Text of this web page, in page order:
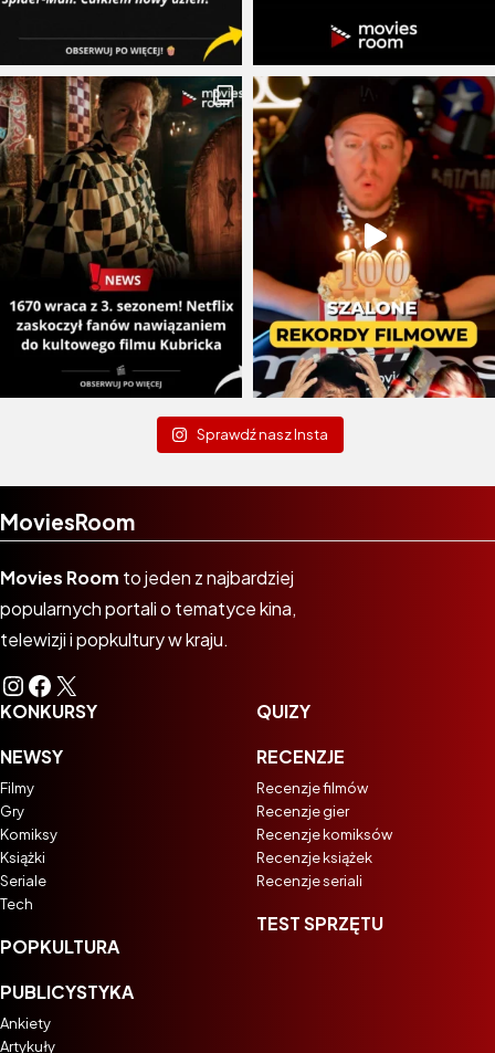
Sprawdź nasz Insta
MoviesRoom
Movies Room to jeden z najbardziej
popularnych portali o tematyce kina,
telewizji i popkultury w kraju.
Instagram
Facebook
X
KONKURSY
NEWSY
Filmy
Gry
Komiksy
Książki
Seriale
Tech
POPKULTURA
PUBLICYSTYKA
Ankiety
Artykuły
QUIZY
RECENZJE
Recenzje filmów
Recenzje gier
Recenzje komiksów
Recenzje książek
Recenzje seriali
TEST SPRZĘTU